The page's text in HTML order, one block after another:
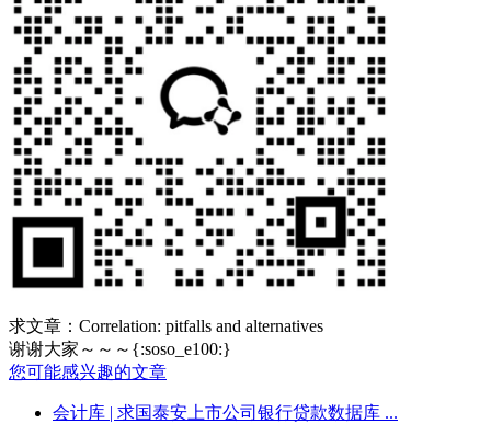
求文章：Correlation: pitfalls and alternatives
谢谢大家～～～{:soso_e100:}
您可能感兴趣的文章
会计库 | 求国泰安上市公司银行贷款数据库 ...